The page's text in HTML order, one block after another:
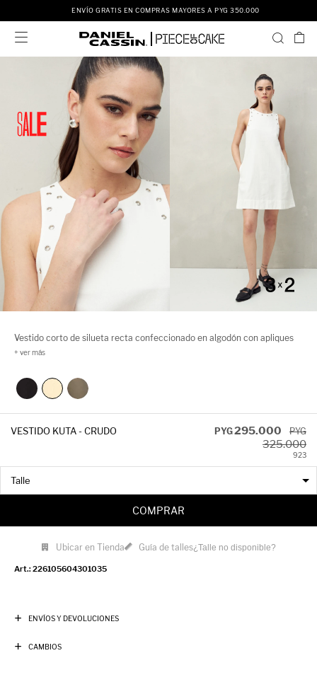
ENVÍO GRATIS EN COMPRAS MAYORES A PYG 350.000

Vestido corto de silueta recta confeccionado en algodón con apliques
metálicos que recorren el escote y las sisas, aportando un toque
diferencial, logrando una prenda versátil que puede acompañarte tanto
VESTIDO KUTA - CRUDO PYG295.000 PYG
325.000
923
COMPRAR
Ubicar en Tienda Guía de talles¿Talle no disponible?
226105604301035
ENVÍOS Y DEVOLUCIONES
CAMBIOS